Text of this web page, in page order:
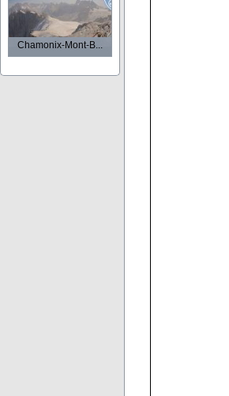
Chamonix-Mont-B...